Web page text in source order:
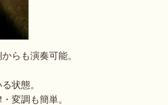
らも演奏可能。
状態。
変調も簡単。